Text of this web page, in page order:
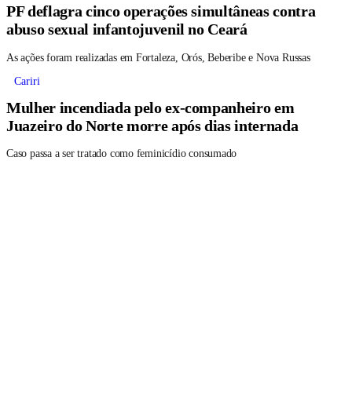
PF deflagra cinco operações simultâneas contra
abuso sexual infantojuvenil no Ceará
As ações foram realizadas em Fortaleza, Orós, Beberibe e Nova Russas
Cariri
Mulher incendiada pelo ex-companheiro em
Juazeiro do Norte morre após dias internada
Caso passa a ser tratado como feminicídio consumado